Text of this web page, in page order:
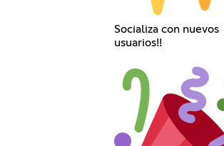
Socializa con nuevos
usuarios!!